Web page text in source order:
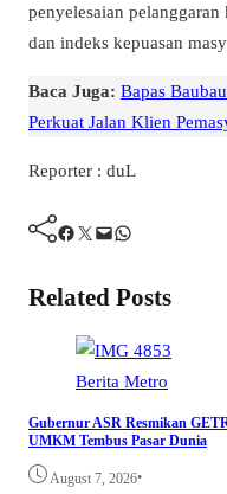
penyelesaian
dan indeks kepuasan
Baca Juga: Bapas
Perkuat Jalan Klien
Reporter : duL
Facebook Twitter Mail WhatsApp
Related Posts
Berita Metro
Gubernur ASR Resmikan
UMKM Tembus Pasar Dunia
August 7, 2026•